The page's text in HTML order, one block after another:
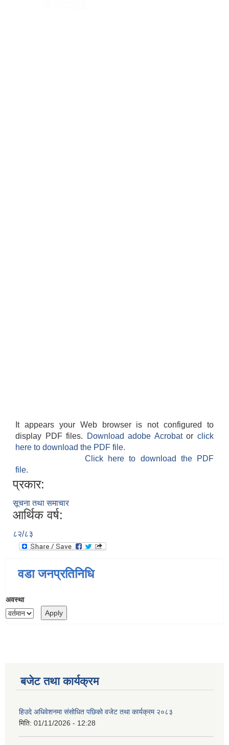
It appears your Web browser is not configured to
display PDF files.
Download adobe Acrobatorclick
here to download the PDF file.
Click here to download the PDF
file.
प्रकार:
सूचना तथा समाचार
आर्थिक वर्ष:
८२/८३
वडा जनप्रतिनिधि
अवस्था
बजेट तथा कार्यक्रम
हिउदे अधिवेशनमा संसोधित पछिको वजेट तथा कार्यक्रम २०८३
मिति: 01/11/2026 - 12:28